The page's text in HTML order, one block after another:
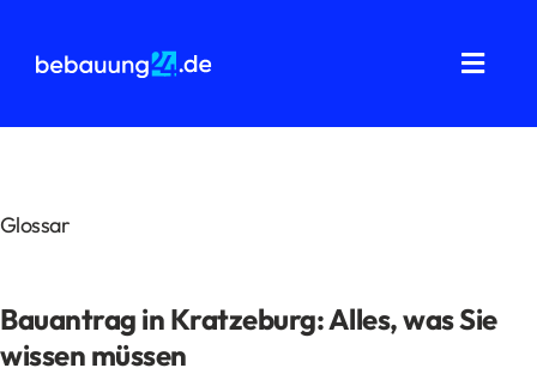
springen
Bauantrag
Glossar
Bauantrag in Kratzeburg: Alles, was Sie
wissen müssen